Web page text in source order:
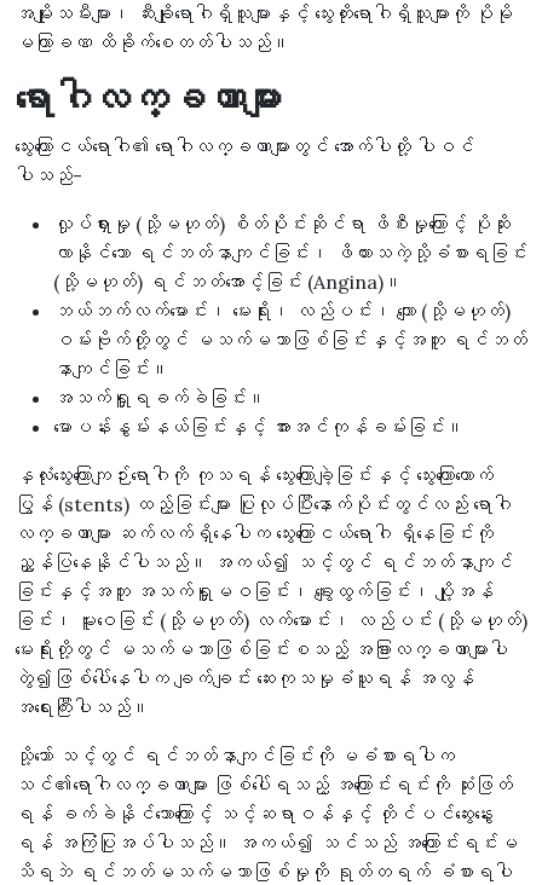
အမျိုးသမီးများ၊ ဆီးချိုရောဂါရှိသူများနှင့် သွေးတိုးရောဂါရှိသူများကို ပိုမို
မကြာခဏ ထိခိုက်စေတတ်ပါသည်။
ရောဂါလက္ခဏာများ
သွေးကြောငယ်ရောဂါ၏ ရောဂါလက္ခဏာများတွင် အောက်ပါတို့ ပါဝင်
ပါသည်-
လှုပ်ရှားမှု (သို့မဟုတ်) စိတ်ပိုင်းဆိုင်ရာ ဖိစီးမှုကြောင့် ပိုဆိုး
လာနိုင်သော ရင်ဘတ်နာကျင်ခြင်း၊ ဖိထားသကဲ့သို့ခံစားရခြင်း
(သို့မဟုတ်) ရင်ဘတ်အောင့်ခြင်း (Angina)။
ဘယ်ဘက်လက်မောင်း၊ မေးရိုး၊ လည်ပင်း၊ ကျော (သို့မဟုတ်)
ဝမ်းဗိုက်တို့တွင် မသက်မသာဖြစ်ခြင်းနှင့်အတူ ရင်ဘတ်
နာကျင်ခြင်း။
အသက်ရှူရခက်ခဲခြင်း။
မောပန်းနွမ်းနယ်ခြင်းနှင့် အားအင်ကုန်ခမ်းခြင်း။
နှလုံးသွေးကြောကျဉ်းရောဂါကို ကုသရန် သွေးကြောချဲ့ခြင်းနှင့် သွေးကြောထောက်
ပြွန် (stents) ထည့်ခြင်းများ ပြုလုပ်ပြီးနောက်ပိုင်းတွင်လည်း ရောဂါ
လက္ခဏာများ ဆက်လက်ရှိနေပါက သွေးကြောငယ်ရောဂါ ရှိနေခြင်းကို
ညွှန်ပြနေနိုင်ပါသည်။ အကယ်၍ သင့်တွင် ရင်ဘတ်နာကျင်
ခြင်းနှင့်အတူ အသက်ရှူမဝခြင်း၊ ချွေးထွက်ခြင်း၊ ပျို့အန်
ခြင်း၊ မူးဝေခြင်း (သို့မဟုတ်) လက်မောင်း၊ လည်ပင်း (သို့မဟုတ်)
မေးရိုးတို့တွင် မသက်မသာဖြစ်ခြင်းစသည့် အခြားလက္ခဏာများပါ
တွဲ၍ဖြစ်ပေါ်နေပါက ချက်ချင်း ဆေးကုသမှုခံယူရန် အလွန်
အရေးကြီးပါသည်။
သို့သော် သင့်တွင် ရင်ဘတ်နာကျင်ခြင်းကို မခံစားရပါက
သင်၏ရောဂါလက္ခဏာများ ဖြစ်ပေါ်ရသည့် အကြောင်းရင်းကို ဆုံးဖြတ်
ရန် ခက်ခဲနိုင်သောကြောင့် သင့်ဆရာဝန်နှင့် တိုင်ပင်ဆွေးနွေး
ရန် အကြံပြုအပ်ပါသည်။ အကယ်၍ သင်သည် အကြောင်းရင်းမ
သိရဘဲ ရင်ဘတ်မသက်မသာဖြစ်မှုကို ရုတ်တရက် ခံစားရပါ